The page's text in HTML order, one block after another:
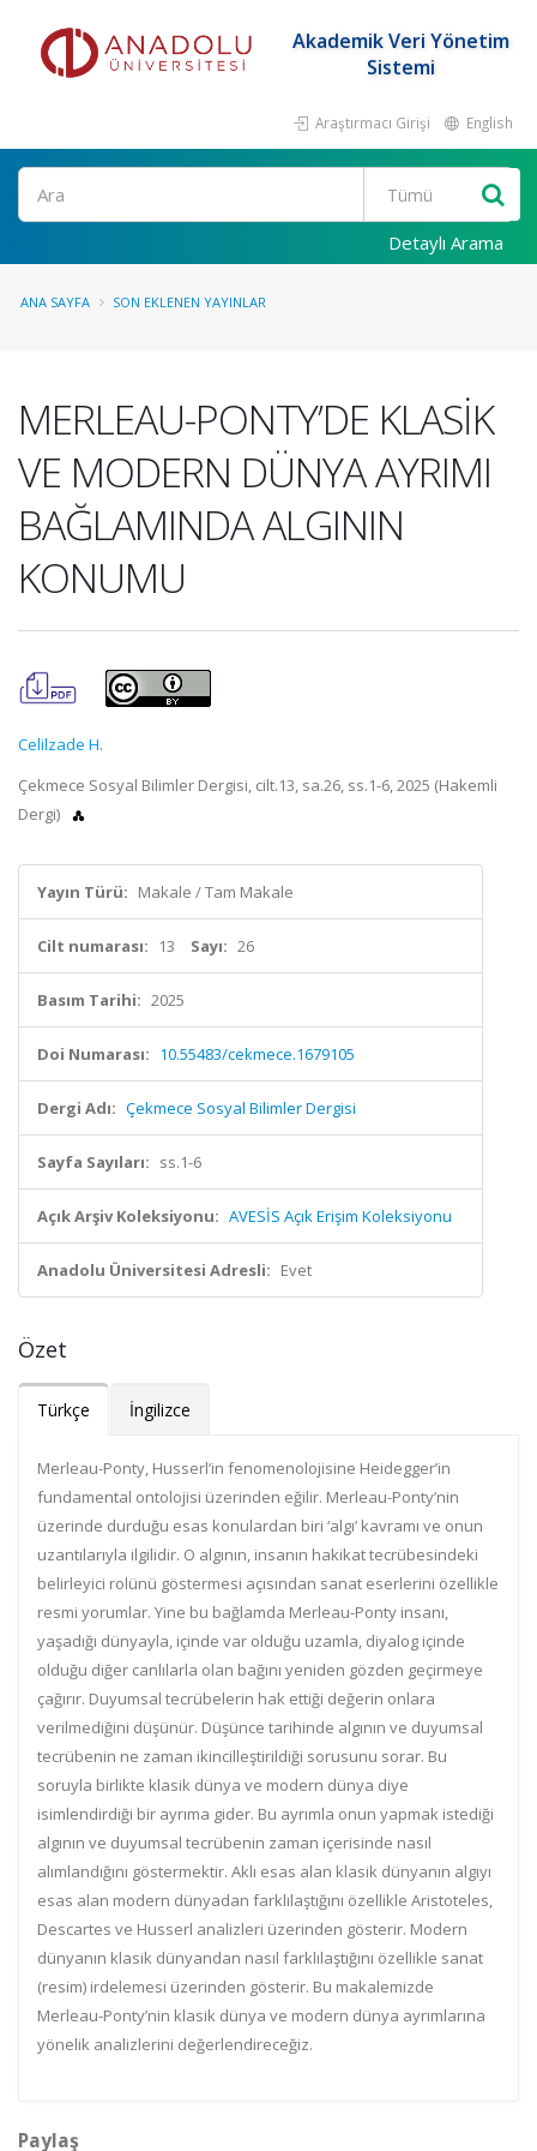
Akademik Veri Yönetim
Sistemi
Araştırmacı Girişi English
Ara
Detaylı Arama
ANA SAYFA SON EKLENEN YAYINLAR
MERLEAU-PONTY’DE KLASİK
VE MODERN DÜNYA AYRIMI
BAĞLAMINDA ALGININ
KONUMU
Celilzade H.
Çekmece Sosyal Bilimler Dergisi, cilt.13, sa.26, ss.1-6, 2025 (Hakemli
Dergi)
Yayın Türü: Makale / Tam Makale
Cilt numarası: 13 Sayı: 26
Basım Tarihi: 2025
Doi Numarası: 10.55483/cekmece.1679105
Dergi Adı: Çekmece Sosyal Bilimler Dergisi
Sayfa Sayıları: ss.1-6
Açık Arşiv Koleksiyonu: AVESİS Açık Erişim Koleksiyonu
Anadolu Üniversitesi Adresli: Evet
Özet
Türkçe İngilizce
Merleau-Ponty, Husserl’in fenomenolojisine Heidegger’in
fundamental ontolojisi üzerinden eğilir. Merleau-Ponty’nin
üzerinde durduğu esas konulardan biri ‘algı’ kavramı ve onun
uzantılarıyla ilgilidir. O algının, insanın hakikat tecrübesindeki
belirleyici rolünü göstermesi açısından sanat eserlerini özellikle
resmi yorumlar. Yine bu bağlamda Merleau-Ponty insanı,
yaşadığı dünyayla, içinde var olduğu uzamla, diyalog içinde
olduğu diğer canlılarla olan bağını yeniden gözden geçirmeye
çağırır. Duyumsal tecrübelerin hak ettiği değerin onlara
verilmediğini düşünür. Düşünce tarihinde algının ve duyumsal
tecrübenin ne zaman ikincilleştirildiği sorusunu sorar. Bu
soruyla birlikte klasik dünya ve modern dünya diye
isimlendirdiği bir ayrıma gider. Bu ayrımla onun yapmak istediği
algının ve duyumsal tecrübenin zaman içerisinde nasıl
alımlandığını göstermektir. Aklı esas alan klasik dünyanın algıyı
esas alan modern dünyadan farklılaştığını özellikle Aristoteles,
Descartes ve Husserl analizleri üzerinden gösterir. Modern
dünyanın klasik dünyandan nasıl farklılaştığını özellikle sanat
(resim) irdelemesi üzerinden gösterir. Bu makalemizde
Merleau-Ponty’nin klasik dünya ve modern dünya ayrımlarına
yönelik analizlerini değerlendireceğiz.
Paylaş